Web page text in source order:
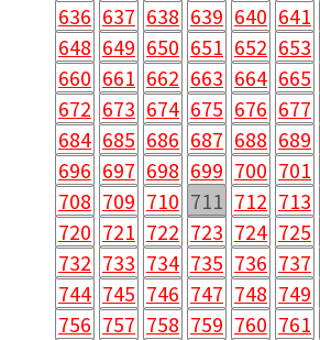
636 637 638 639 640 641
648 649 650 651 652 653
660 661 662 663 664 665
672 673 674 675 676 677
684 685 686 687 688 689
696 697 698 699 700 701
708 709 710 711 712 713
720 721 722 723 724 725
732 733 734 735 736 737
744 745 746 747 748 749
756 757 758 759 760 761